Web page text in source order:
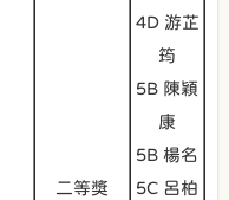
二等獎
4D 游芷
筠
5B 陳穎
康
5B 楊名
5C 呂柏